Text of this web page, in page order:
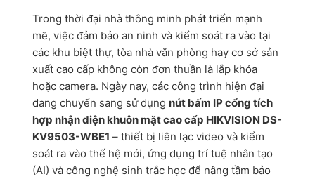
Trong thời đại nhà thông minh phát triển mạnh
mẽ, việc đảm bảo an ninh và kiểm soát ra vào tại
các khu biệt thự, tòa nhà văn phòng hay cơ sở sản
xuất cao cấp không còn đơn thuần là lắp khóa
hoặc camera. Ngày nay, các công trình hiện đại
đang chuyển sang sử dụng nút bấm IP cổng tích
hợp nhận diện khuôn mặt cao cấp HIKVISION DS-
KV9503-WBE1 – thiết bị liên lạc video và kiểm
soát ra vào thế hệ mới, ứng dụng trí tuệ nhân tạo
(AI) và công nghệ sinh trắc học để nâng tầm bảo